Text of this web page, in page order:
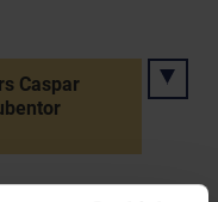
Caspar